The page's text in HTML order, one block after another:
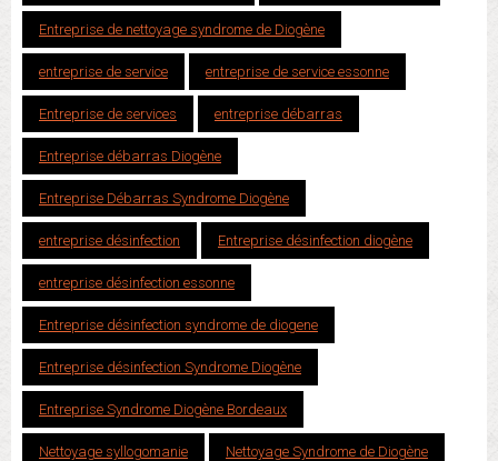
Entreprise de nettoyage syndrome de Diogène
entreprise de service entreprise de service essonne
Entreprise de services entreprise débarras
Entreprise débarras Diogène
Entreprise Débarras Syndrome Diogène
entreprise désinfection Entreprise désinfection diogène
entreprise désinfection essonne
Entreprise désinfection syndrome de diogene
Entreprise désinfection Syndrome Diogène
Entreprise Syndrome Diogène Bordeaux
Nettoyage syllogomanie Nettoyage Syndrome de Diogène